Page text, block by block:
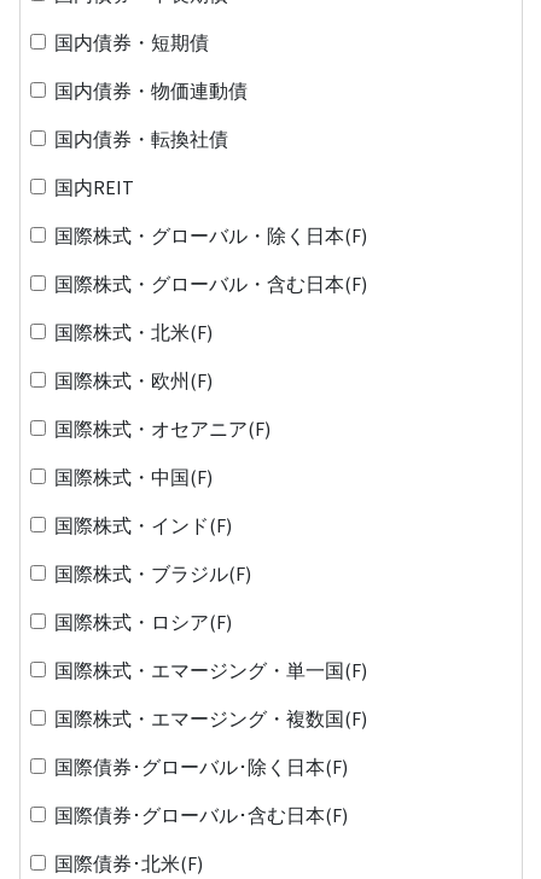
国内債券・短期債
国内債券・物価連動債
国内債券・転換社債
国内REIT
国際株式・グローバル・除く日本(F)
国際株式・グローバル・含む日本(F)
国際株式・北米(F)
国際株式・欧州(F)
国際株式・オセアニア(F)
国際株式・中国(F)
国際株式・インド(F)
国際株式・ブラジル(F)
国際株式・ロシア(F)
国際株式・エマージング・単一国(F)
国際株式・エマージング・複数国(F)
国際債券･グローバル･除く日本(F)
国際債券･グローバル･含む日本(F)
国際債券･北米(F)